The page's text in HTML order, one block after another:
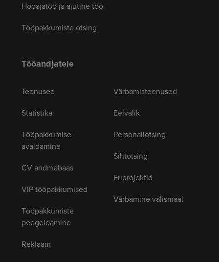
Hooajatöö ja ajutine töö
Tööpakkumiste otsing
Tööandjatele
Teenused
Statistika
Tööpakkumise
avaldamine
CV andmebaas
VIP tööpakkumised
Tööpakkumiste
peegeldamine
Reklaam
Värbamisteenused
Eelvalik
Personaliotsing
Sihtotsing
Eriprojektid
Värbamine välismaal